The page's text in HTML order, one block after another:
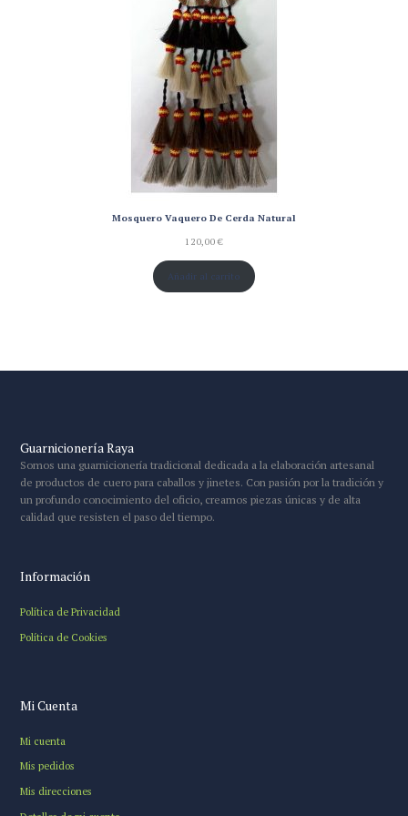
Mosquero Vaquero De Cerda Natural
120,00€
Añadir al carrito
Guarnicionería Raya
Somos una guarnicionería tradicional dedicada a la elaboración artesanal
de productos de cuero para caballos y jinetes. Con pasión por la tradición y
un profundo conocimiento del oficio, creamos piezas únicas y de alta
calidad que resisten el paso del tiempo.
Información
Política de Privacidad
Política de Cookies
Mi Cuenta
Mi cuenta
Mis pedidos
Mis direcciones